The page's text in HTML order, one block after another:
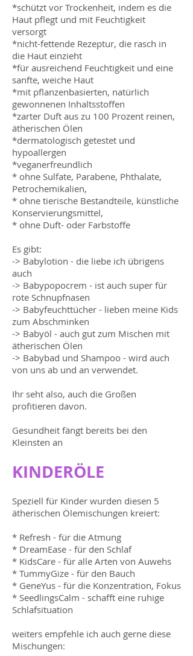
*schützt vor Trockenheit, indem es die
Haut pflegt und mit Feuchtigkeit
versorgt
*nicht-fettende Rezeptur, die rasch in
die Haut einzieht
*für ausreichend Feuchtigkeit und eine
sanfte, weiche Haut
*mit pflanzenbasierten, natürlich
gewonnenen Inhaltsstoffen
*zarter Duft aus zu 100 Prozent reinen,
ätherischen Ölen
*dermatologisch getestet und
hypoallergen
*veganerfreundlich
* ohne Sulfate, Parabene, Phthalate,
Petrochemikalien,
* ohne tierische Bestandteile, künstliche
Konservierungsmittel,
* ohne Duft- oder Farbstoffe
Es gibt:
-> Babylotion - die liebe ich übrigens
auch
-> Babypopocrem - ist auch super für
rote Schnupfnasen
-> Babyfeuchttücher - lieben meine Kids
zum Abschminken
-> Babyöl - auch gut zum Mischen mit
ätherischen Ölen
-> Babybad und Shampoo - wird auch
von uns ab und an verwendet.
Ihr seht also, auch die Großen
profitieren davon.
Gesundheit fängt bereits bei den
Kleinsten an
KINDERÖLE
Speziell für Kinder wurden diesen 5
ätherischen Ölemischungen kreiert:
* Refresh - für die Atmung
* DreamEase - für den Schlaf
* KidsCare - für alle Arten von Auwehs
* TummyGize - für den Bauch
* GeneYus - für die Konzentration, Fokus
* SeedlingsCalm - schafft eine ruhige
Schlafsituation
weiters empfehle ich auch gerne diese
Mischungen: